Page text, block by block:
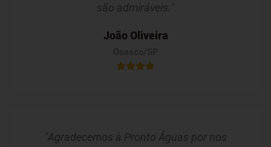
são admiráveis."
João Oliveira
"Agradecemos à Pronto Águas por nos